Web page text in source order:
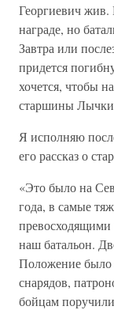
Георгиевич жив.
награде, но
Завтра или
придется
хочется, чтобы
старшины
Я исполняю
его рассказ о
«Это было на
года, в самые
превосходящими
наш батальон.
Положение было
снарядов,
бойцам